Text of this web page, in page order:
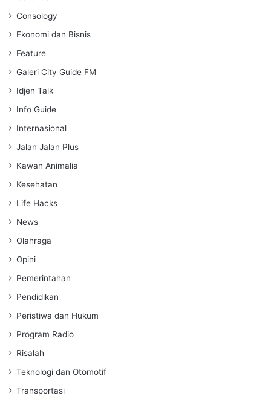
Consology
Ekonomi dan Bisnis
Feature
Galeri City Guide FM
Idjen Talk
Info Guide
Internasional
Jalan Jalan Plus
Kawan Animalia
Kesehatan
Life Hacks
News
Olahraga
Opini
Pemerintahan
Pendidikan
Peristiwa dan Hukum
Program Radio
Risalah
Teknologi dan Otomotif
Transportasi